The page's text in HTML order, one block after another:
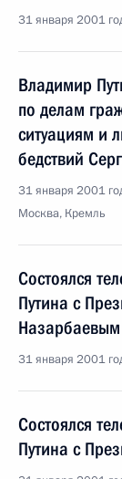
31 января 2001
Владимир
по делам
ситуациям и
бедствий
31 января 2001
Москва, Кремль
Состоялся
Путина с
Назарбаевым
31 января 2001
Состоялся
Путина с